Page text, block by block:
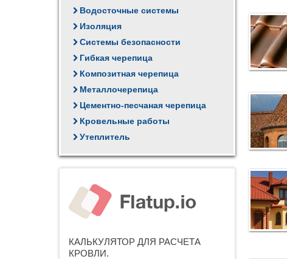
Водосточные системы
Изоляция
Системы безопасности
Гибкая черепица
Композитная черепица
Металлочерепица
Цементно-песчаная черепица
Кровельные работы
Утеплитель
КАЛЬКУЛЯТОР ДЛЯ РАСЧЕТА
КРОВЛИ.